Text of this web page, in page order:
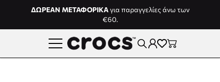
Μετάβαση στο περιεχόμενο
ΔΩΡΕΑΝ ΜΕΤΑΦΟΡΙΚΑγια παραγγελίες άνω των
€60.